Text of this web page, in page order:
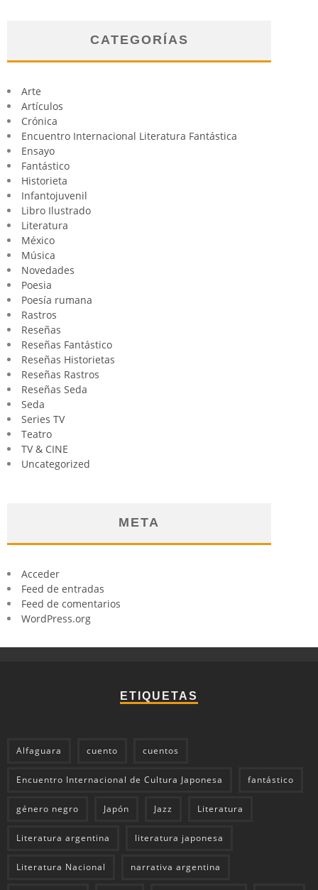
CATEGORÍAS
Arte
Artículos
Crónica
Encuentro Internacional Literatura Fantástica
Ensayo
Fantástico
Historieta
Infantojuvenil
Libro Ilustrado
Literatura
México
Música
Novedades
Poesia
Poesía rumana
Rastros
Reseñas
Reseñas Fantástico
Reseñas Historietas
Reseñas Rastros
Reseñas Seda
Seda
Series TV
Teatro
TV & CINE
Uncategorized
META
Acceder
Feed de entradas
Feed de comentarios
WordPress.org
ETIQUETAS
Alfaguara cuento cuentos
Encuentro Internacional de Cultura Japonesa fantástico
género negro Japón Jazz Literatura
Literatura argentina literatura japonesa
Literatura Nacional narrativa argentina